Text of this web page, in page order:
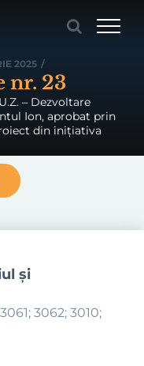
2025 /
nr. 23
– Dezvoltare
Ion, aprobat prin
din inițiativa
şi
3062; 3010;